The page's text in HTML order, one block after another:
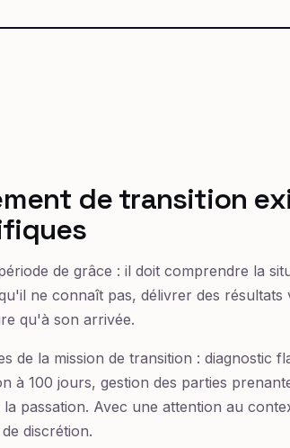
de transition
de grâce : il doit comprendre la
ne connaît pas, délivrer des résultats
qu'à son arrivée.
de la mission de transition : diagnostic
à 100 jours, gestion des parties
passation. Avec une attention au
discrétion.